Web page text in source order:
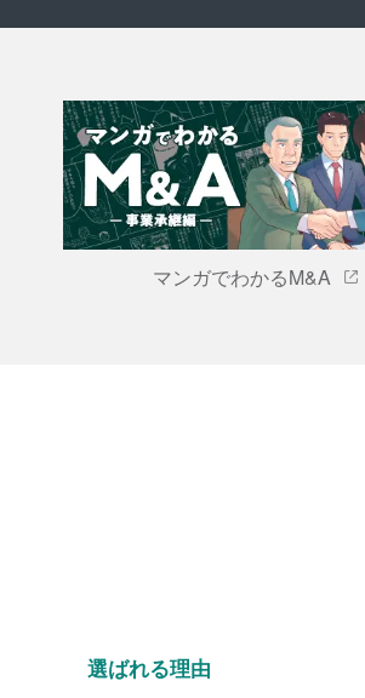
マンガでわかるM&A
選ばれる理由